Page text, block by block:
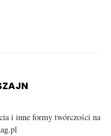
i inne formy twórczości na